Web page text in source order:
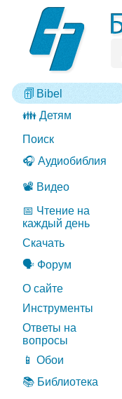
Bibel
👪 Детям
Поиск
🎧 Аудиобиблия
📽️ Видео
📅 Чтение на
каждый день
Скачать
🗣️ Форум
О сайте
Инструменты
Ответы на
вопросы
📱 Обои
📚 Библиотека